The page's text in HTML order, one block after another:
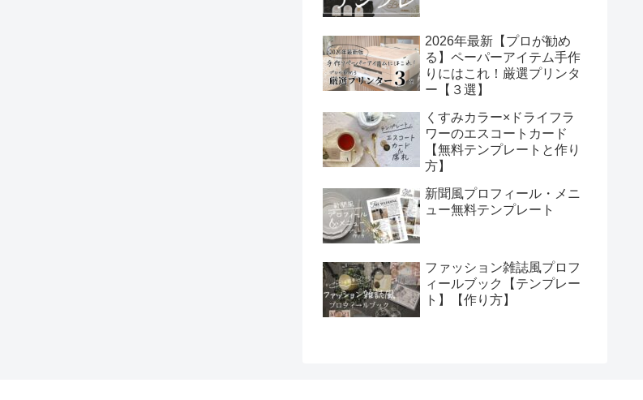
2026年最新【プロが勧め
る】ペーパーアイテム手作
りにはこれ！厳選プリンタ
ー【３選】
くすみカラー×ドライフラ
ワーのエスコートカード
【無料テンプレートと作り
方】
新聞風プロフィール・メニ
ュー無料テンプレート
ファッション雑誌風プロフ
ィールブック【テンプレー
ト】【作り方】